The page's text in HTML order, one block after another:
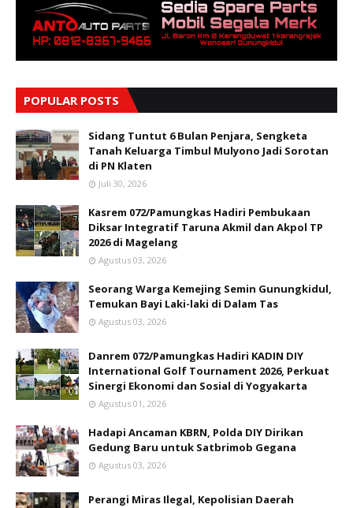
POPULAR POSTS
Sidang Tuntut 6 Bulan Penjara, Sengketa
Tanah Keluarga Timbul Mulyono Jadi Sorotan
di PN Klaten
Juli 30, 2026
Kasrem 072/Pamungkas Hadiri Pembukaan
Diksar Integratif Taruna Akmil dan Akpol TP
2026 di Magelang
Agustus 03, 2026
Seorang Warga Kemejing Semin Gunungkidul,
Temukan Bayi Laki-laki di Dalam Tas
Agustus 03, 2026
Danrem 072/Pamungkas Hadiri KADIN DIY
International Golf Tournament 2026, Perkuat
Sinergi Ekonomi dan Sosial di Yogyakarta
Agustus 01, 2026
Hadapi Ancaman KBRN, Polda DIY Dirikan
Gedung Baru untuk Satbrimob Gegana
Agustus 03, 2026
Perangi Miras Ilegal, Kepolisian Daerah